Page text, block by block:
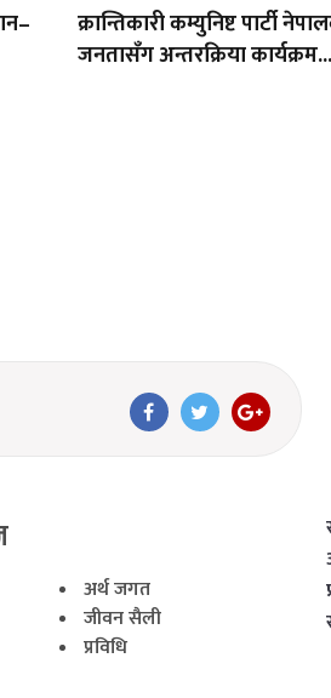
क्रान्तिकारी कम्युनिष्ट पार्टी
जनतासँग अन्तरक्रिया कार्यक्रम...
अर्थ जगत
जीवन सैली
प्रविधि